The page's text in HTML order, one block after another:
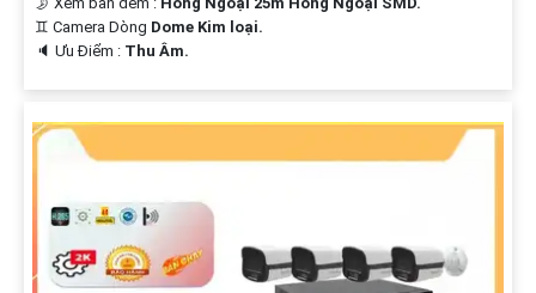
♊ Camera Dòng Dome Kim loại.
️🔈 Ưu Điểm : Thu Âm.